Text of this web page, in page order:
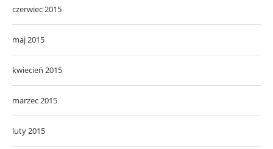
czerwiec 2015
maj 2015
kwiecień 2015
marzec 2015
luty 2015